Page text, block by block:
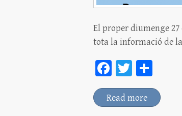
El proper diumenge
tota la informació de
Fa
ce
bo
T
wi
tt
o
m
Read more